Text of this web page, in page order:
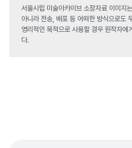
서울시립 미술아카이브 소장자료 이미지
아니라 전송, 배포 등 어떠한 방식으로도
영리적인 목적으로 사용할 경우 원작자에
다.